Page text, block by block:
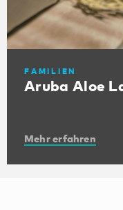
FAMILIEN
Aruba Aloe
Mehr erfahren